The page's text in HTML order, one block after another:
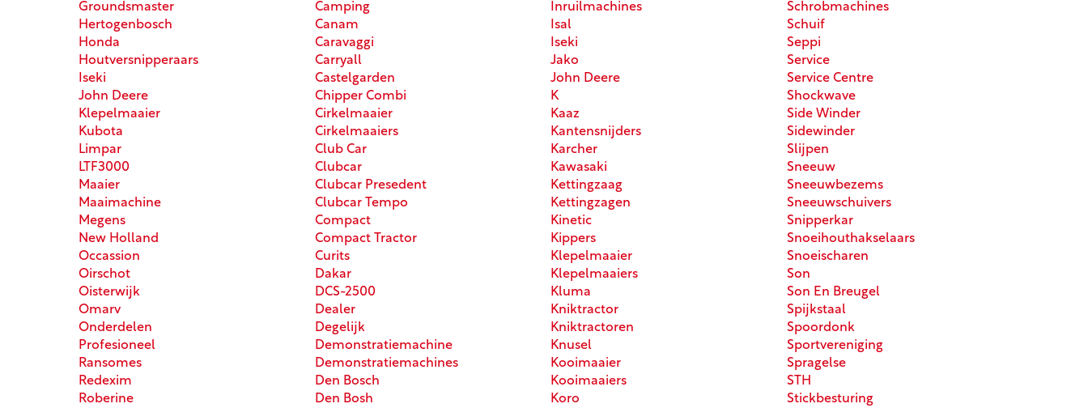
Groundsmaster
Hertogenbosch
Honda
Houtversnipperaars
Iseki
John Deere
Klepelmaaier
Kubota
Limpar
LTF3000
Maaier
Maaimachine
Megens
New Holland
Occassion
Oirschot
Oisterwijk
Omarv
Onderdelen
Profesioneel
Ransomes
Redexim
Roberine
Camping
Canam
Caravaggi
Carryall
Castelgarden
Chipper Combi
Cirkelmaaier
Cirkelmaaiers
Club Car
Clubcar
Clubcar Presedent
Clubcar Tempo
Compact
Compact Tractor
Curits
Dakar
DCS-2500
Dealer
Degelijk
Demonstratiemachine
Demonstratiemachines
Den Bosch
Den Bosh
Inruilmachines
Isal
Iseki
Jako
John Deere
K
Kaaz
Kantensnijders
Karcher
Kawasaki
Kettingzaag
Kettingzagen
Kinetic
Kippers
Klepelmaaier
Klepelmaaiers
Kluma
Kniktractor
Kniktractoren
Knusel
Kooimaaier
Kooimaaiers
Koro
Schrobmachines
Schuif
Seppi
Service
Service Centre
Shockwave
Side Winder
Sidewinder
Slijpen
Sneeuw
Sneeuwbezems
Sneeuwschuivers
Snipperkar
Snoeihouthakselaars
Snoeischaren
Son
Son En Breugel
Spijkstaal
Spoordonk
Sportvereniging
Spragelse
STH
Stickbesturing